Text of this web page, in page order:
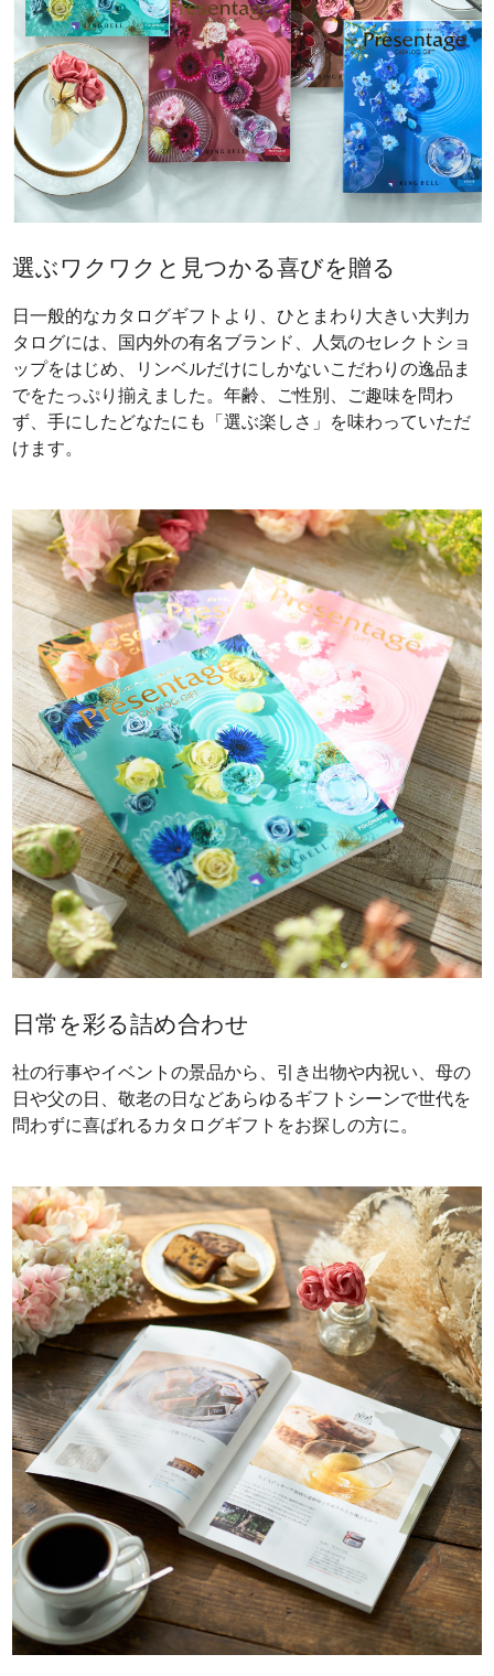
選ぶワクワクと見つかる喜びを贈る
日一般的なカタログギフトより、ひとまわり大きい大判カ
タログには、国内外の有名ブランド、人気のセレクトショ
ップをはじめ、リンベルだけにしかないこだわりの逸品ま
でをたっぷり揃えました。年齢、ご性別、ご趣味を問わ
ず、手にしたどなたにも「選ぶ楽しさ」を味わっていただ
けます。
日常を彩る詰め合わせ
社の行事やイベントの景品から、引き出物や内祝い、母の
日や父の日、敬老の日などあらゆるギフトシーンで世代を
問わずに喜ばれるカタログギフトをお探しの方に。